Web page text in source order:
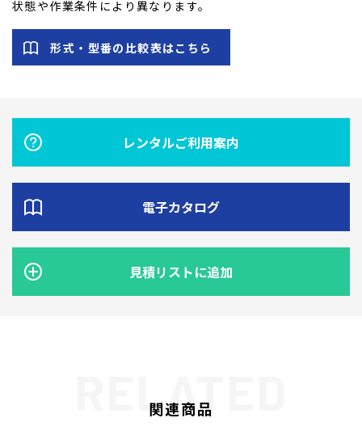
状態や作業条件により異なります。
形式・型番の比較表はこちら
レンタルご利用案内
電子カタログ
見積リストに追加
関連商品